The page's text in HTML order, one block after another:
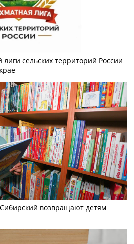
сельских территорий России
возвращают детям